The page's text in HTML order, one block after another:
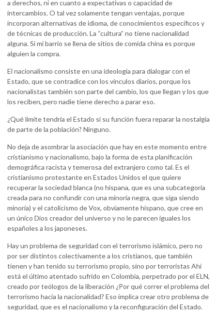
a derechos, ni en cuanto a expectativas o capacidad de
intercambios. O tal vez solamente tengan ventajas, porque
incorporan alternativas de idioma, de conocimientos específicos y
de técnicas de producción. La “cultura” no tiene nacionalidad
alguna. Si mi barrio se llena de sitios de comida china es porque
alguien la compra.
El nacionalismo consiste en una ideología para dialogar con el
Estado, que se contradice con los vínculos diarios, porque los
nacionalistas también son parte del cambio, los que llegan y los que
los reciben, pero nadie tiene derecho a parar eso.
¿Qué límite tendría el Estado si su función fuera reparar la nostalgia
de parte de la población? Ninguno.
No deja de asombrar la asociación que hay en este momento entre
cristianismo y nacionalismo, bajo la forma de esta planificación
demográfica racista y temerosa del extranjero como tal. Es el
cristianismo protestante en Estados Unidos el que quiere
recuperar la sociedad blanca (no hispana, que es una subcategoría
creada para no confundir con una minoría negra, que siga siendo
minoría) y el catolicismo de Vox, obviamente hispano, que cree en
un único Dios creador del universo y no le parecen iguales los
españoles a los japoneses.
Hay un problema de seguridad con el terrorismo islámico, pero no
por ser distintos colectivamente a los cristianos, que también
tienen y han tenido su terrorismo propio, sino por terroristas Ahí
está el último atentado sufrido en Colombia, perpetrado por el ELN,
creado por teólogos de la liberación ¿Por qué correr el problema del
terrorismo hacia la nacionalidad? Eso implica crear otro problema de
seguridad, que es el nacionalismo y la reconfiguración del Estado.